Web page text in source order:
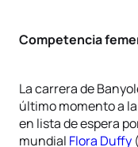
Competencia
La carrera de
último momento a
en lista de espera
mundial Flora Duffy